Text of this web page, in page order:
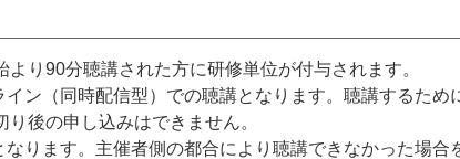
り90分聴講された方に研修単位が付与されます。
ン（同時配信型）での聴講となります。聴講するため
後の申し込みはできません。
ります。主催者側の都合により聴講できなかった場合